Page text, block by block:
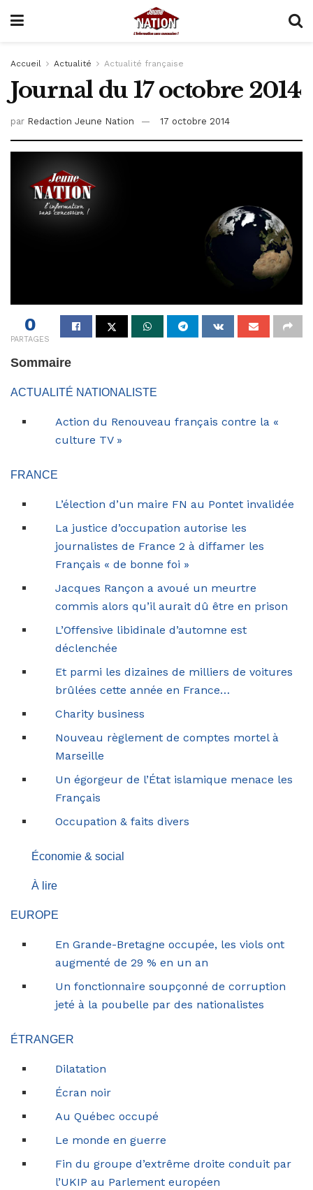
Accueil Actualité Actualité française
Journal du 17 octobre 2014
par Redaction Jeune Nation 17 octobre 2014
0
PARTAGES
Sommaire
ACTUALITÉ NATIONALISTE
Action du Renouveau français contre la «
culture TV »
FRANCE
L’élection d’un maire FN au Pontet invalidée
La justice d’occupation autorise les
journalistes de France 2 à diffamer les
Français « de bonne foi »
Jacques Rançon a avoué un meurtre
commis alors qu’il aurait dû être en prison
L’Offensive libidinale d’automne est
déclenchée
Et parmi les dizaines de milliers de voitures
brûlées cette année en France…
Charity business
Nouveau règlement de comptes mortel à
Marseille
Un égorgeur de l’État islamique menace les
Français
Occupation & faits divers
Économie & social
À lire
EUROPE
En Grande-Bretagne occupée, les viols ont
augmenté de 29 % en un an
Un fonctionnaire soupçonné de corruption
jeté à la poubelle par des nationalistes
ÉTRANGER
Dilatation
Écran noir
Au Québec occupé
Le monde en guerre
Fin du groupe d’extrême droite conduit par
l’UKIP au Parlement européen